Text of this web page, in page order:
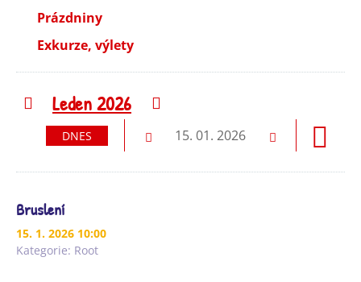
Prázdniny
Exkurze, výlety
Předchozí
Leden 2026
DNES Předchozí
15. 01. 2026
Bruslení
15. 1. 2026 10:00
Kategorie: Root